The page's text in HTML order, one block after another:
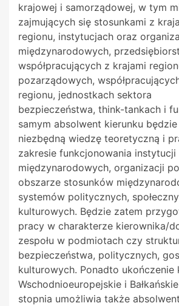
krajowej i samorządowej, w tym
zajmujących się stosunkami z
regionu, instytucjach oraz
międzynarodowych,
współpracujących z krajami
pozarządowych,
regionu, jednostkach sektora
bezpieczeństwa, think-tankach i
samym absolwent kierunku będzie
niezbędną wiedzę teoretyczną i
zakresie funkcjonowania
międzynarodowych, organizacji
obszarze stosunków
systemów politycznych,
kulturowych. Będzie zatem
pracy w charakterze kierownika/
zespołu w podmiotach czy
bezpieczeństwa, politycznych,
kulturowych. Ponadto ukończenie
Wschodnioeuropejskie i
stopnia umożliwia także